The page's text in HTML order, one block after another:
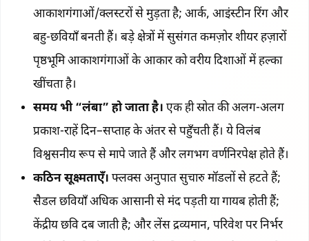
आकाशगंगाओं/क्लस्टरों से मुड़ता है; आर्क, आइंस्टीन रिंग और
बहु-छवियाँ बनती हैं। बड़े क्षेत्रों में सुसंगत कमज़ोर शीयर हज़ारों
पृष्ठभूमि आकाशगंगाओं के आकार को वरीय दिशाओं में हल्का
खींचता है।
समय भी “लंबा” हो जाता है। एक ही स्रोत की अलग-अलग
प्रकाश-राहें दिन–सप्ताह के अंतर से पहुँचती हैं। ये विलंब
विश्वसनीय रूप से मापे जाते हैं और लगभग वर्णनिरपेक्ष होते हैं।
कठिन सूक्ष्मताएँ। फ्लक्स अनुपात सुचारु मॉडलों से हटते हैं;
सैडल छवियाँ अधिक आसानी से मंद पड़ती या गायब होती हैं;
केंद्रीय छवि दब जाती है; और लेंस द्रव्यमान, परिवेश पर निर्भर